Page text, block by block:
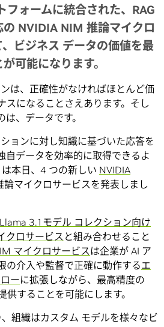
ォームに統合された、RAG
NVIDIA NIM 推論マイクロ
ビジネス データの価値を最
可能になります。
は、正確性がなければほとんど価
スになることさえあります。そし
、データです。
ョンに対し知識に基づいた応答を
自データを効率的に取得できるよ
本日、4 つの新しい NVIDIA
論マイクロサービスを発表しまし
Llama 3.1モデル コレクション向け
クロサービス と組み合わせること
マイクロサービス は企業が AI ア
の介入や監督で正確に動作するエ
ーに拡張しながら、最高精度の
供することを可能にします。
組織はカスタム モデルを様々なビ